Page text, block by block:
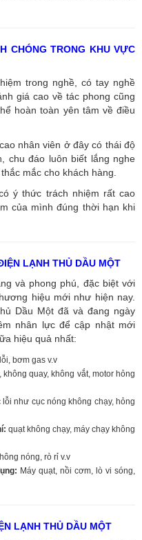
CHÓNG TRONG KHU VỰC
trong nghề, có tay nghề
giá cao về tác phong cũng
hoàn toàn yên tâm về điều
nhân viên ở đây có thái độ
chu đáo luôn biết lắng nghe
mắc cho khách hàng.
ý thức trách nhiệm rất cao
của mình đúng thời hạn khi
LẠNH THỦ DẦU MỘT
và phong phú, đặc biệt với
hiệu mới như hiện nay.
Dầu Một đã và đang ngày
nhân lực để cập nhật mới
hiệu quả nhất:
bơm gas v.v
không quay, không vắt, motor hỏng
lỗi như cục nóng không chạy, hỏng
quạt không chạy, máy chạy không
nóng, rò rỉ v.v
Máy quạt, nồi cơm, lò vi sóng,
LẠNH THỦ DẦU MỘT